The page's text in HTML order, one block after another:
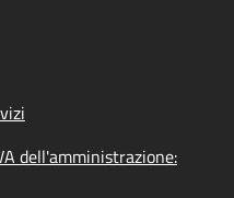
dell'amministrazione: